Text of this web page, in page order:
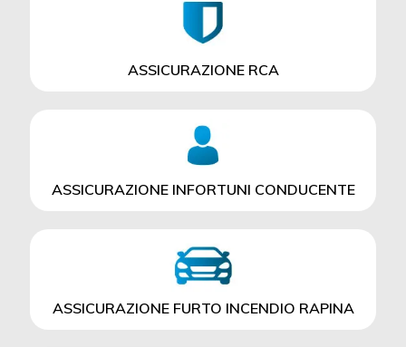
ASSICURAZIONE RCA
ASSICURAZIONE INFORTUNI CONDUCENTE
ASSICURAZIONE FURTO INCENDIO RAPINA